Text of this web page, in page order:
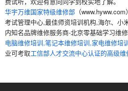
华宇万维国家特级维修部 （
考试管理中心,最佳师资培训机构,海尔、小
内知名品牌维修服务商-北京零基础学习维
电脑维修培训,笔记本维修培训,家电维修培
业可考取工信部人才交流中心认证的高级